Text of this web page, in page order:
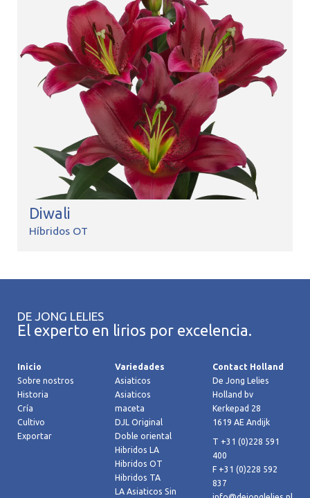
Diwali
Híbridos OT
DE JONG LELIES
El experto en lirios por excelencia.
Inicio
Sobre nostros
Historia
Cría
Cultivo
Exportar
Variedades
Asiaticos
Asiaticos
maceta
DJL Original
Doble oriental
Hibridos LA
Hibridos OT
Hibridos TA
LA Asiaticos Sin
Contact Holland
De Jong Lelies
Holland bv
Kerkepad 28
1619 AE Andijk
T +31 (0)228 591
400
F +31 (0)228 592
837